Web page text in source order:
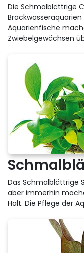
Die Schmalblättrige
Aquarienfische
Zwiebelgewächsen
Das Schmalblättrige
aber immerhin
Halt. Die Pflege der